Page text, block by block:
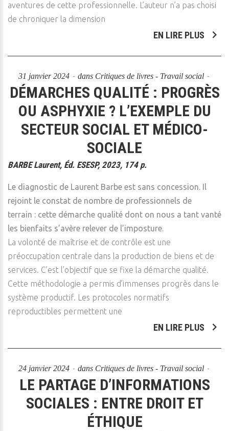
aventures de cette professionnelle. L’auteur n’a pas choisi
de chroniquer la dimension
EN LIRE PLUS
31 janvier 2024 dans Critiques de livres - Travail social
DÉMARCHES QUALITÉ : PROGRÈS
OU ASPHYXIE ? L’EXEMPLE DU
SECTEUR SOCIAL ET MÉDICO-
SOCIALE
BARBE Laurent, Éd. ESESP, 2023, 174 p.
Le diagnostic de Laurent Barbe est sans concession. Il
rejoint le constat de nombre de professionnels de
terrain : cette démarche qualité dont on nous a tant vanté
les bienfaits s’avère relever de l’imposture.
La volonté de maîtrise et de contrôle est une
préoccupation centrale dans la production de biens et de
services. C’est l’objectif que se fixe la démarche qualité.
Cette méthodologie a permis d’immenses progrès dans le
système productif. Les protocoles normatifs
reproductibles permettent une
EN LIRE PLUS
24 janvier 2024 dans Critiques de livres - Travail social
LE PARTAGE D’INFORMATIONS
SOCIALES : ENTRE DROIT ET
ÉTHIQUE